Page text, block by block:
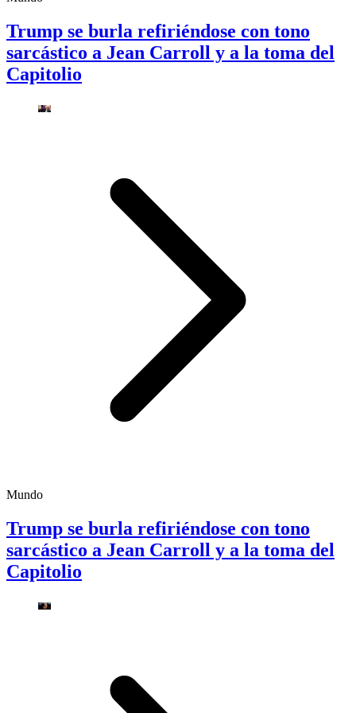
Trump se burla refiriéndose con tono
sarcástico a Jean Carroll y a la toma del
Capitolio
Mundo
Trump se burla refiriéndose con tono
sarcástico a Jean Carroll y a la toma del
Capitolio